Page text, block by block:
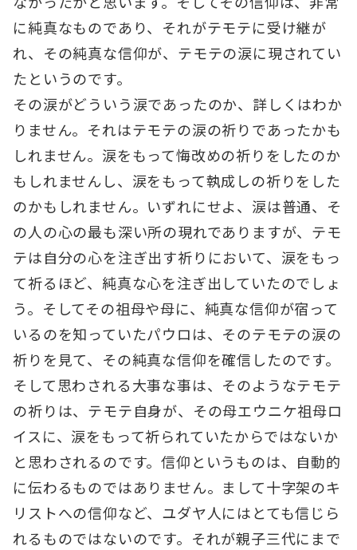
に純真なものであり、それがテモテに受け継が
れ、その純真な信仰が、テモテの涙に現されてい
たというのです。
その涙がどういう涙であったのか、詳しくはわか
りません。それはテモテの涙の祈りであったかも
しれません。涙をもって悔改めの祈りをしたのか
もしれませんし、涙をもって執成しの祈りをした
のかもしれません。いずれにせよ、涙は普通、そ
の人の心の最も深い所の現れでありますが、テモ
テは自分の心を注ぎ出す祈りにおいて、涙をもっ
て祈るほど、純真な心を注ぎ出していたのでしょ
う。そしてその祖母や母に、純真な信仰が宿って
いるのを知っていたパウロは、そのテモテの涙の
祈りを見て、その純真な信仰を確信したのです。
そして思わされる大事な事は、そのようなテモテ
の祈りは、テモテ自身が、その母エウニケ祖母ロ
イスに、涙をもって祈られていたからではないか
と思わされるのです。信仰というものは、自動的
に伝わるものではありません。まして十字架のキ
リストへの信仰など、ユダヤ人にはとても信じら
れるものではないのです。それが親子三代にまで